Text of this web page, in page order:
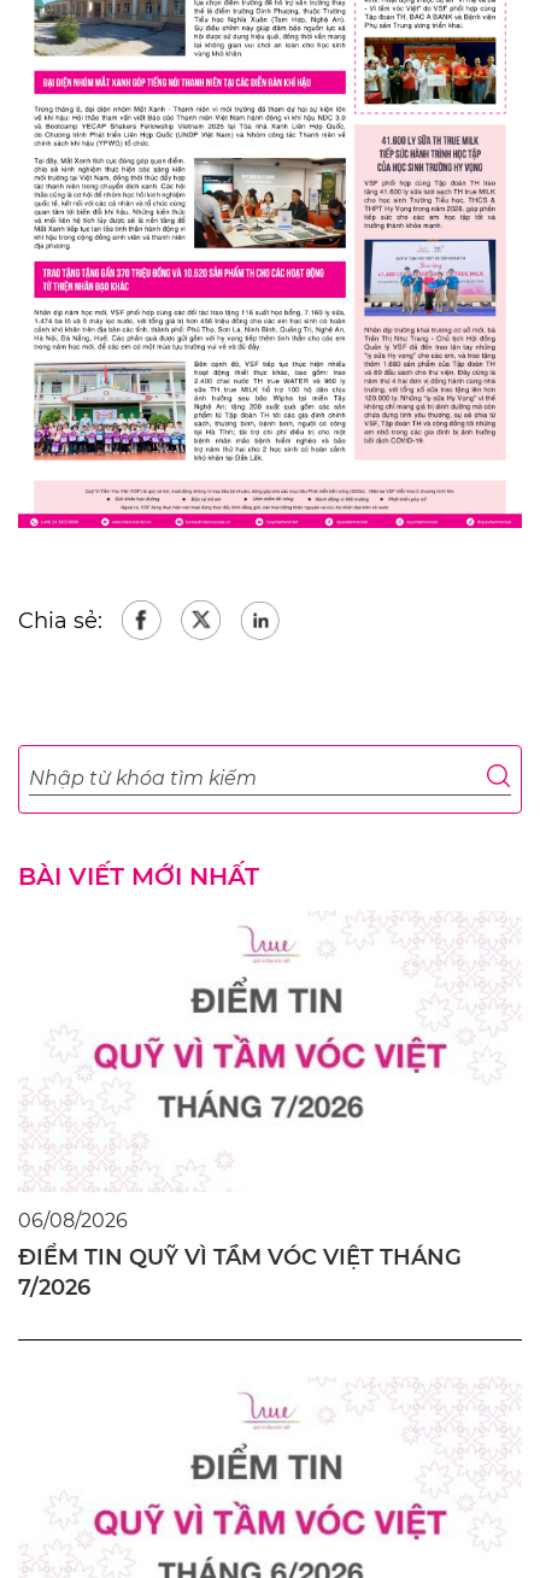
Chia sẻ:
BÀI VIẾT MỚI NHẤT
06/08/2026
ĐIỂM TIN QUỸ VÌ TẦM VÓC VIỆT THÁNG
7/2026